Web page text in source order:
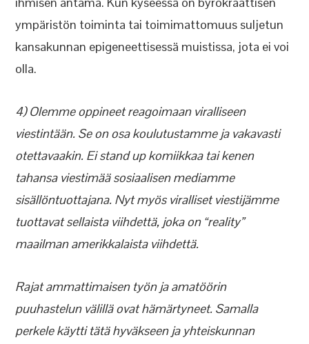
ympäristön toiminta tai toimimattomuus suljetun
kansakunnan epigeneettisessä muistissa, jota ei voi
olla.
4) Olemme oppineet reagoimaan viralliseen
viestintään. Se on osa koulutustamme ja vakavasti
otettavaakin. Ei stand up komiikkaa tai kenen
tahansa viestimää sosiaalisen mediamme
sisällöntuottajana. Nyt myös viralliset viestijämme
tuottavat sellaista viihdettä, joka on “reality”
maailman amerikkalaista viihdettä.
Rajat ammattimaisen työn ja amatöörin
puuhastelun välillä ovat hämärtyneet. Samalla
perkele käytti tätä hyväkseen ja yhteiskunnan